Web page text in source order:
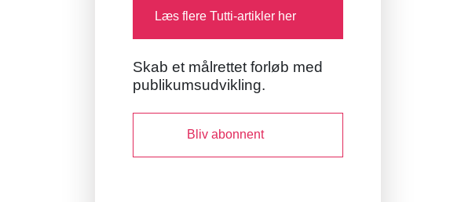
Læs flere Tutti-artikler her
Skab et målrettet forløb med
publikumsudvikling.
Bliv abonnent